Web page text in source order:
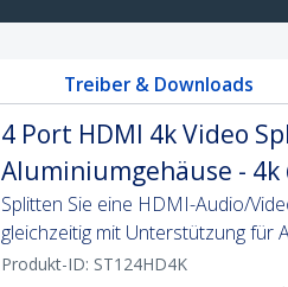
Treiber & Downloads
4 Port HDMI 4k Video
Aluminiumgehäuse - 4k
Splitten Sie eine HDMI-Audio/
gleichzeitig mit Unterstützung für
Produkt-ID: ST124HD4K